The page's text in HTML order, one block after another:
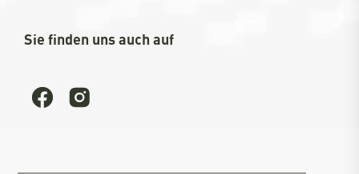
Sie finden uns auch auf